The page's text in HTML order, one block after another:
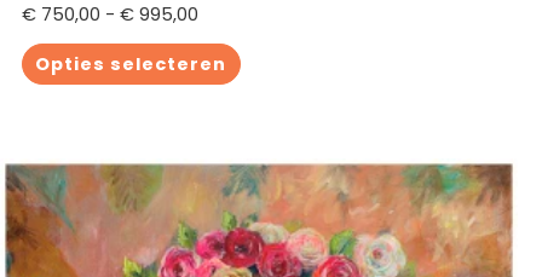
€750,00 - €995,00
Opties selecteren